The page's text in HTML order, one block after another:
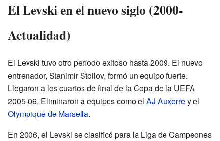
El Levski en el nuevo siglo (2000-
Actualidad)
El Levski tuvo otro período exitoso hasta 2009. El nuevo
entrenador, Stanimir Stoilov, formó un equipo fuerte.
Llegaron a los cuartos de final de la Copa de la UEFA
2005-06. Eliminaron a equipos como el AJ Auxerrey el
Olympique de Marsella.
En 2006, el Levski se clasificó para la Liga de Campeones